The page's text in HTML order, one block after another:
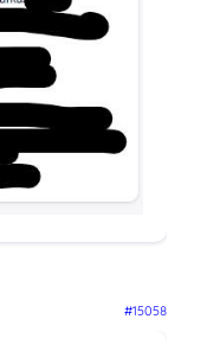
#15058